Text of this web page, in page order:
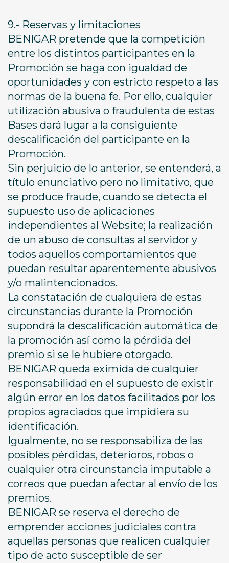
9.- Reservas y limitaciones
BENIGAR pretende que la competición
entre los distintos participantes en la
Promoción se haga con igualdad de
oportunidades y con estricto respeto a las
normas de la buena fe. Por ello, cualquier
utilización abusiva o fraudulenta de estas
Bases dará lugar a la consiguiente
descalificación del participante en la
Promoción.
Sin perjuicio de lo anterior, se entenderá, a
título enunciativo pero no limitativo, que
se produce fraude, cuando se detecta el
supuesto uso de aplicaciones
independientes al Website; la realización
de un abuso de consultas al servidor y
todos aquellos comportamientos que
puedan resultar aparentemente abusivos
y/o malintencionados.
La constatación de cualquiera de estas
circunstancias durante la Promoción
supondrá la descalificación automática de
la promoción así como la pérdida del
premio si se le hubiere otorgado.
BENIGAR queda eximida de cualquier
responsabilidad en el supuesto de existir
algún error en los datos facilitados por los
propios agraciados que impidiera su
identificación.
Igualmente, no se responsabiliza de las
posibles pérdidas, deterioros, robos o
cualquier otra circunstancia imputable a
correos que puedan afectar al envío de los
premios.
BENIGAR se reserva el derecho de
emprender acciones judiciales contra
aquellas personas que realicen cualquier
tipo de acto susceptible de ser